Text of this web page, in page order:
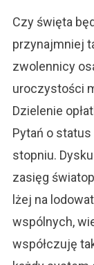
Czy święta
przynajmniej
zwolennicy
uroczystości
Dzielenie
Pytań o
stopniu.
zasięg
lżej na
wspólnych,
współczuję